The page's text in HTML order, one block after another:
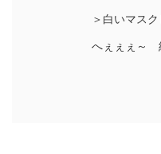
＞白いマス
へぇぇぇ～